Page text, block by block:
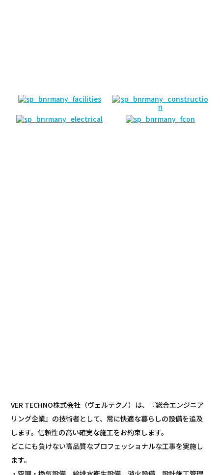
VER TECHNO株式会社（ヴェルテクノ）は、『総合エンジニア
リング企業』の技術者として、常に快適な暮らしの設備を追及
します。信頼性の高い確実な施工をお約束します。
どこにも負けない高品質なプロフェッショナルな工事を実施し
ます。